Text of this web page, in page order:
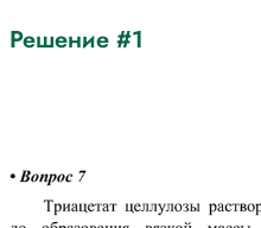
Решение #1